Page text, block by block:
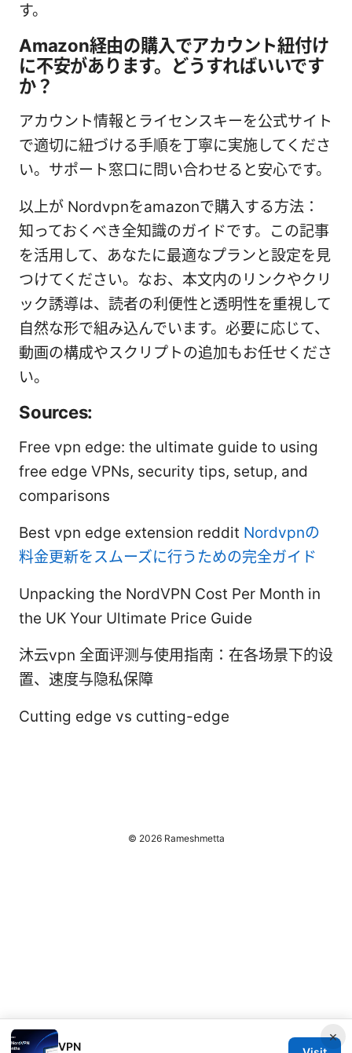
す。
Amazon経由の購入でアカウント紐付け
に不安があります。どうすればいいです
か？
アカウント情報とライセンスキーを公式サイト
で適切に紐づける手順を丁寧に実施してくださ
い。サポート窓口に問い合わせると安心です。
以上が Nordvpnをamazonで購入する方法：
知っておくべき全知識のガイドです。この記事
を活用して、あなたに最適なプランと設定を見
つけてください。なお、本文内のリンクやクリ
ック誘導は、読者の利便性と透明性を重視して
自然な形で組み込んでいます。必要に応じて、
動画の構成やスクリプトの追加もお任せくださ
い。
Sources:
Free vpn edge: the ultimate guide to using
free edge VPNs, security tips, setup, and
comparisons
Best vpn edge extension reddit Nordvpnの
料金更新をスムーズに行うための完全ガイド
Unpacking the NordVPN Cost Per Month in
the UK Your Ultimate Price Guide
沐云vpn 全面评测与使用指南：在各场景下的设
置、速度与隐私保障
Cutting edge vs cutting-edge
×
VPN
© 2026 Rameshmetta